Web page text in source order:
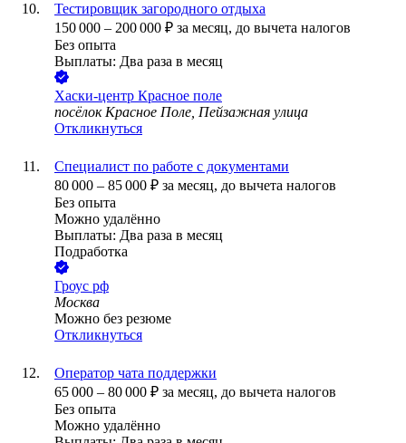
Тестировщик загородного отдыха
150 000 – 200 000 ₽ за месяц, до вычета налогов
Без опыта
Выплаты: Два раза в месяц
Хаски-центр Красное поле
посёлок Красное Поле, Пейзажная улица
Откликнуться
Специалист по работе с документами
80 000 – 85 000 ₽ за месяц, до вычета налогов
Без опыта
Можно удалённо
Выплаты: Два раза в месяц
Подработка
Гроус рф
Москва
Можно без резюме
Откликнуться
Оператор чата поддержки
65 000 – 80 000 ₽ за месяц, до вычета налогов
Без опыта
Можно удалённо